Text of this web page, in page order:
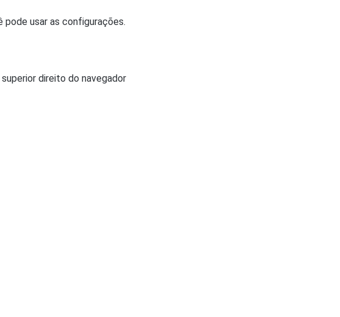
pode usar as configurações.
direito do navegador